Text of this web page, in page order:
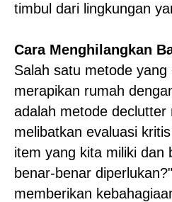
timbul dari lingkungan
Cara Menghilangkan
Salah satu metode yang
merapikan rumah
adalah metode declutter
melibatkan evaluasi
item yang kita miliki dan
benar-benar
memberikan